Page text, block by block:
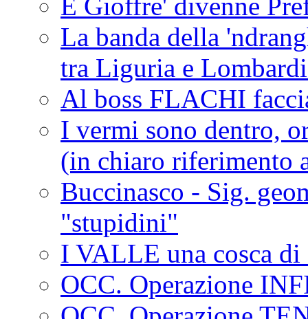
La banda della
tra Liguria e
Al boss FLACHI
I vermi sono dentro,
(in chiaro riferimento
Buccinasco - Sig.
"stupidini"
I VALLE una cosca
OCC. Operazione